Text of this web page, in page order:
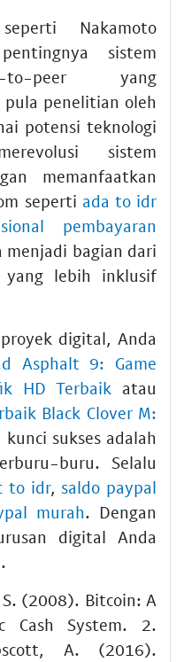
Nakamoto
sistem
to-peer yang
penelitian oleh
potensi teknologi
sistem
memanfaatkan
seperti ada to idr
pembayaran
menjadi bagian dari
yang lebih inklusif
digital, Anda
Asphalt 9: Game
HD Terbaik atau
Black Clover M:
sukses adalah
buru. Selalu
to idr,saldo paypal
murah. Dengan
digital Anda
(2008). Bitcoin: A
Cash System. 2.
A. (2016).